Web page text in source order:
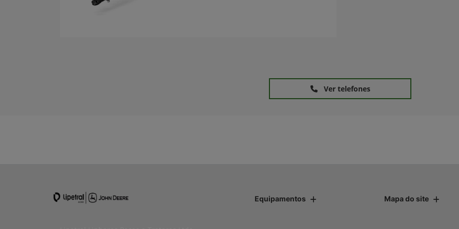
Ver telefones
Equipamentos Mapa do site